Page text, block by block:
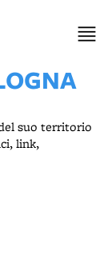
suo territorio
link,